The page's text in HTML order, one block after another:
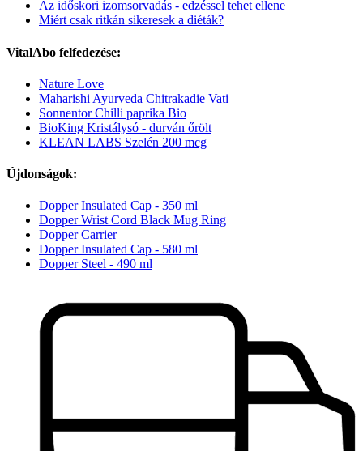
Az időskori izomsorvadás - edzéssel tehet ellene
Miért csak ritkán sikeresek a diéták?
VitalAbo felfedezése:
Nature Love
Maharishi Ayurveda Chitrakadie Vati
Sonnentor Chilli paprika Bio
BioKing Kristálysó - durván őrölt
KLEAN LABS Szelén 200 mcg
Újdonságok:
Dopper Insulated Cap - 350 ml
Dopper Wrist Cord Black Mug Ring
Dopper Carrier
Dopper Insulated Cap - 580 ml
Dopper Steel - 490 ml